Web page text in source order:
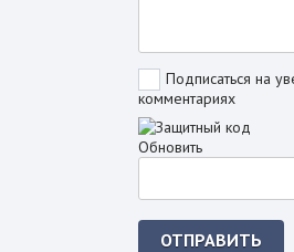
Подписаться на
комментариях
Обновить
ОТПРАВИТЬ